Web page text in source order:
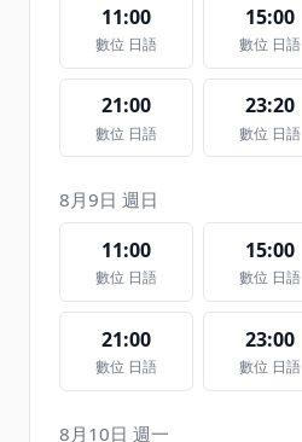
11:00
數位 日語
15:00
數位 日語
21:00
數位 日語
23:20
數位 日語
8月9日 週日
11:00
數位 日語
15:00
數位 日語
21:00
數位 日語
23:00
數位 日語
8月10日 週一